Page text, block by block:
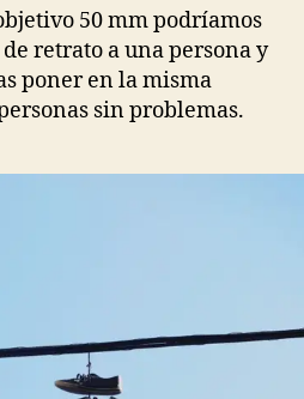
50 mm podríamos
retrato a una persona y
poner en la misma
sin problemas.